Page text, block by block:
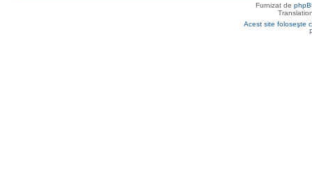
Furnizat de
Acest site foloseşte